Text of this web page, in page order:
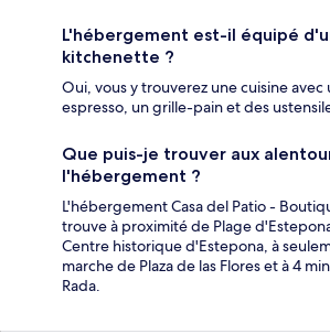
L'hébergement est-il équipé
kitchenette ?
Oui, vous y trouverez une cuisine avec
espresso, un grille-pain et des
Que puis-je trouver aux
l'hébergement ?
L'hébergement Casa del Patio -
trouve à proximité de Plage
Centre historique d'Estepona, à
marche de Plaza de las Flores et à 4
Rada.